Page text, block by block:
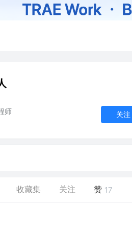
师 关注
收藏集 关注 赞 17